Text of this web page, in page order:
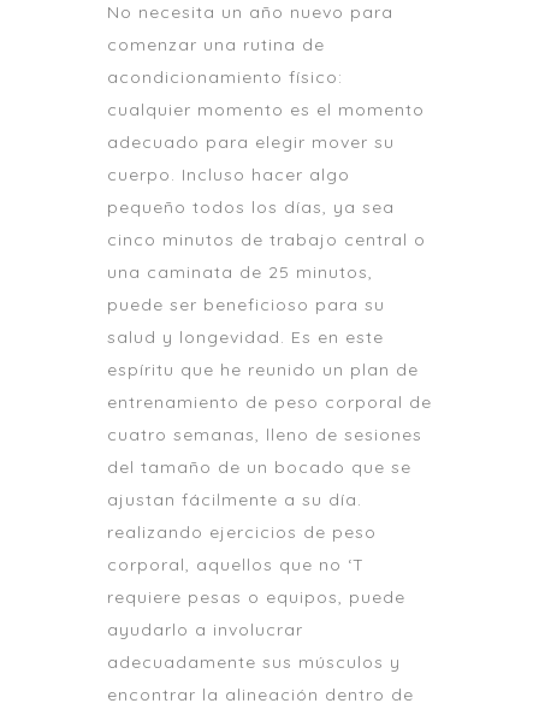
No necesita un año nuevo para
comenzar una rutina de
acondicionamiento físico:
cualquier momento es el momento
adecuado para elegir mover su
cuerpo. Incluso hacer algo
pequeño todos los días, ya sea
cinco minutos de trabajo central o
una caminata de 25 minutos,
puede ser beneficioso para su
salud y longevidad. Es en este
espíritu que he reunido un plan de
entrenamiento de peso corporal de
cuatro semanas, lleno de sesiones
del tamaño de un bocado que se
ajustan fácilmente a su día.
realizando ejercicios de peso
corporal, aquellos que no ‘T
requiere pesas o equipos, puede
ayudarlo a involucrar
adecuadamente sus músculos y
encontrar la alineación dentro de